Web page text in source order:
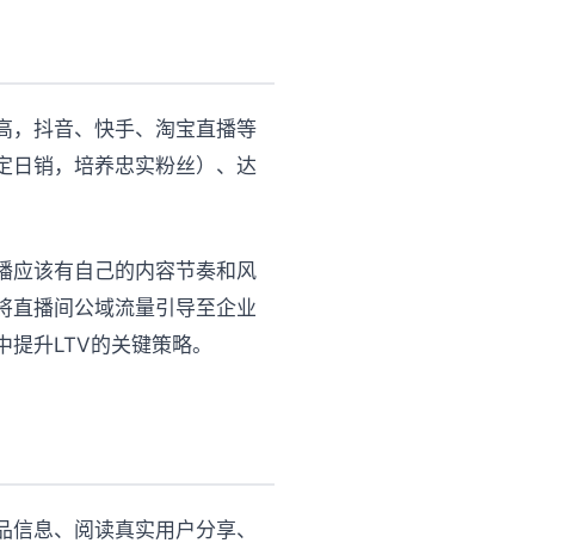
，抖音、快手、淘宝直播等
日销，培养忠实粉丝）、达
应该有自己的内容节奏和风
直播间公域流量引导至企业
升LTV的关键策略。
息、阅读真实用户分享、